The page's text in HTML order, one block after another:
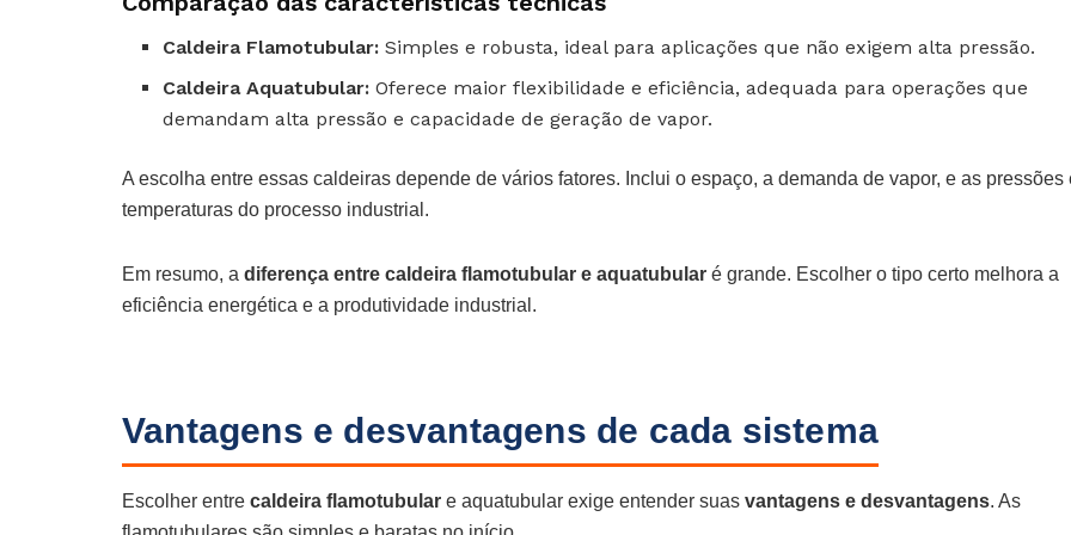
Caldeira Flamotubular: Simples e robusta, ideal para aplicações que não exigem alta pressão.
Caldeira Aquatubular: Oferece maior flexibilidade e eficiência, adequada para operações que
demandam alta pressão e capacidade de geração de vapor.
A escolha entre essas caldeiras depende de vários fatores. Inclui o espaço, a demanda de vapor, e as pressões
temperaturas do processo industrial.
Em resumo, a diferença entre caldeira flamotubular e aquatubular é grande. Escolher o tipo certo melhora a
eficiência energética e a produtividade industrial.
Vantagens e desvantagens de cada sistema
Escolher entre caldeira flamotubular e aquatubular exige entender suas vantagens e desvantagens. As